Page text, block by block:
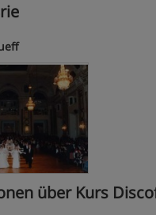
über Kurs